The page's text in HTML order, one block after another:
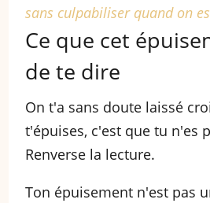
sans culpabiliser quand on
Ce que cet
de te dire
On t'a sans doute laissé
t'épuises, c'est que tu n'es
Renverse la lecture.
Ton épuisement n'est pas